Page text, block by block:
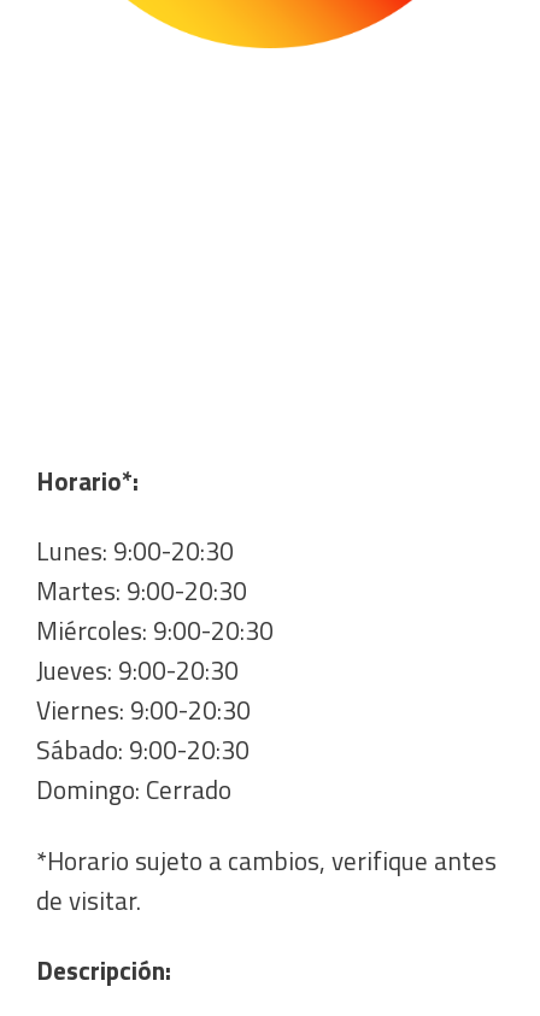
Horario*:
Lunes: 9:00-20:30
Martes: 9:00-20:30
Miércoles: 9:00-20:30
Jueves: 9:00-20:30
Viernes: 9:00-20:30
Sábado: 9:00-20:30
Domingo: Cerrado
*Horario sujeto a cambios, verifique antes
de visitar.
Descripción: